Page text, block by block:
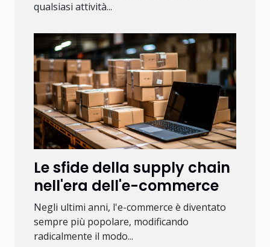
qualsiasi attività...
Le sfide della supply chain
nell'era dell'e-commerce
Negli ultimi anni, l'e-commerce è diventato
sempre più popolare, modificando
radicalmente il modo...